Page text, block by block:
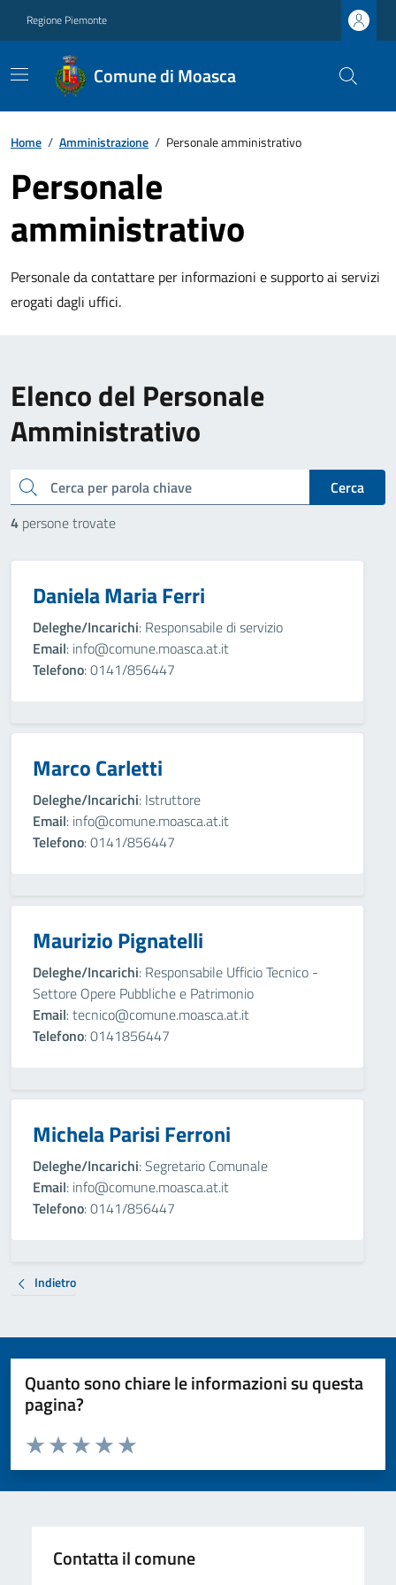
Regione Piemonte
Comune di Moasca
Home / Amministrazione / Personale amministrativo
Personale
amministrativo
Personale da contattare per informazioni e supporto ai servizi
erogati dagli uffici.
Elenco del Personale
Amministrativo
cerca
Cerca
4 persone trovate
Daniela Maria Ferri
Deleghe/Incarichi: Responsabile di servizio
Email: info@comune.moasca.at.it
Telefono: 0141/856447
Marco Carletti
Deleghe/Incarichi: Istruttore
Email: info@comune.moasca.at.it
Telefono: 0141/856447
Maurizio Pignatelli
Deleghe/Incarichi: Responsabile Ufficio Tecnico -
Settore Opere Pubbliche e Patrimonio
Email: tecnico@comune.moasca.at.it
Telefono: 0141856447
Michela Parisi Ferroni
Deleghe/Incarichi: Segretario Comunale
Email: info@comune.moasca.at.it
Telefono: 0141/856447
Indietro
Quanto sono chiare le informazioni su questa
pagina?
Valuta da 1 a 5 stelle la pagina
Valuta 5 stelle su 5
Valuta 4 stelle su 5
Valuta 3 stelle su 5
Valuta 2 stelle su 5
Valuta 1 stelle su 5
Contatta il comune